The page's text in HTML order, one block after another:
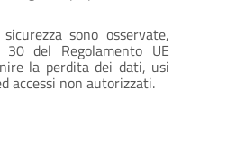
sono osservate,
del Regolamento UE
la perdita dei dati, usi
accessi non autorizzati.